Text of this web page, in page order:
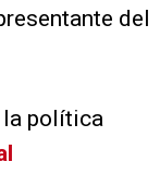
del
la política